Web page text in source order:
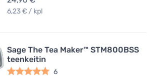
6,23 € / kpl
Sage The Tea Maker™ STM800BSS
teenkeitin
6